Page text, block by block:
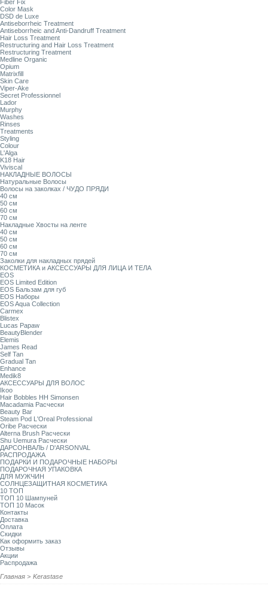
Fiber Fix
Color Mask
DSD de Luxe
Antiseborrheic Treatment
Antiseborrheic and Anti-Dandruff Treatment
Hair Loss Treatment
Restructuring and Hair Loss Treatment
Restructuring Treatment
Medline Organic
Opium
Matrixfill
Skin Care
Viper-Ake
Secret Professionnel
Lador
Murphy
Washes
Rinses
Treatments
Styling
Colour
L'Alga
K18 Hair
Viviscal
НАКЛАДНЫЕ ВОЛОСЫ
Натуральные Волосы
Волосы на заколках / ЧУДО ПРЯДИ
40 см
50 см
60 см
70 см
Накладные Хвосты на ленте
40 см
50 см
60 см
70 см
Заколки для накладных прядей
КОСМЕТИКА и АКСЕССУАРЫ ДЛЯ ЛИЦА И ТЕЛА
EOS
EOS Limited Edition
EOS Бальзам для губ
EOS Наборы
EOS Aqua Collection
Carmex
Blistex
Lucas Papaw
BeautyBlender
Elemis
James Read
Self Tan
Gradual Tan
Enhance
Medik8
АКСЕССУАРЫ ДЛЯ ВОЛОС
Ikoo
Hair Bobbles HH Simonsen
Macadamia Расчески
Beauty Bar
Steam Pod L'Oreal Professional
Oribe Расчески
Alterna Brush Расчески
Shu Uemura Расчески
ДАРСОНВАЛЬ / D'ARSONVAL
РАСПРОДАЖА
ПОДАРКИ И ПОДАРОЧНЫЕ НАБОРЫ
ПОДАРОЧНАЯ УПАКОВКА
ДЛЯ МУЖЧИН
СОЛНЦЕЗАЩИТНАЯ КОСМЕТИКА
10 ТОП
ТОП 10 Шампуней
ТОП 10 Масок
Контакты
Доставка
Оплата
Скидки
Как оформить заказ
Отзывы
Акции
Распродажа
Главная > Kerastase